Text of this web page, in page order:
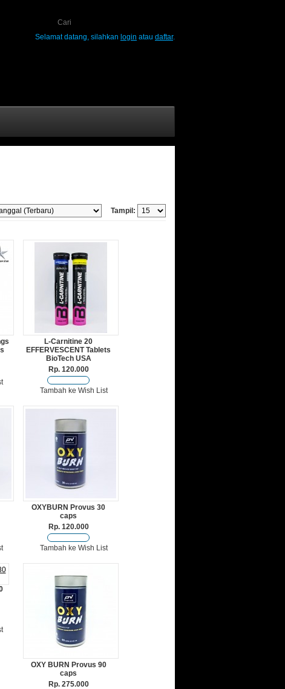
Selamat datang, silahkan login atau daftar.
Tampil:
L-Carnitine 20
EFFERVESCENT Tablets
BioTech USA
Rp. 120.000
Tambah ke Wish List
OXYBURN Provus 30
caps
Rp. 120.000
Tambah ke Wish List
OXY BURN Provus 90
caps
Rp. 275.000